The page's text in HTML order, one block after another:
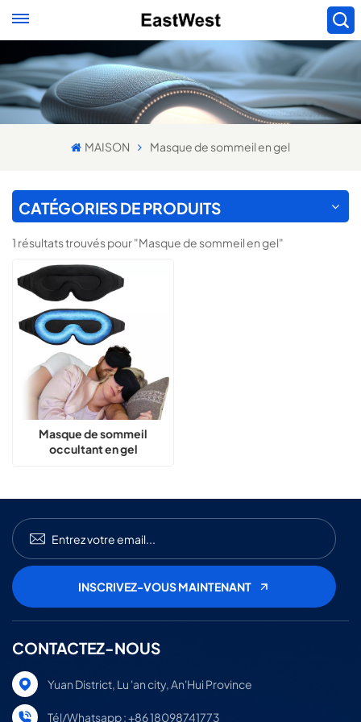
MAISON Masque de sommeil en gel
CATÉGORIES DE PRODUITS
1 résultats trouvés pour "Masque de sommeil en gel"
Masque de sommeil
occultant en gel
CONTACTEZ-NOUS
Yuan District, Lu 'an city, An'Hui Province
Tél/Whatsapp : +86 18098741773